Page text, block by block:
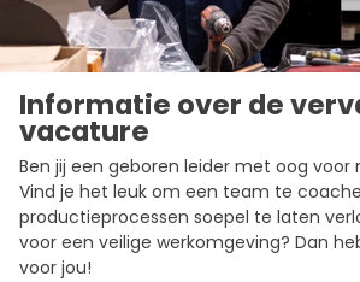
Informatie over de
vacature
Ben jij een geboren leider met oog voor
Vind je het leuk om een team te
productieprocessen soepel te laten
voor een veilige werkomgeving? Dan
voor jou!